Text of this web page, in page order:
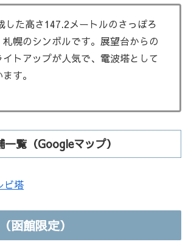
した高さ147.2メートルのさっぽろ
幌のシンボルです。展望台からの
トアップが人気で、電波塔として
す。
覧（Googleマップ）
ビ塔
函館限定）